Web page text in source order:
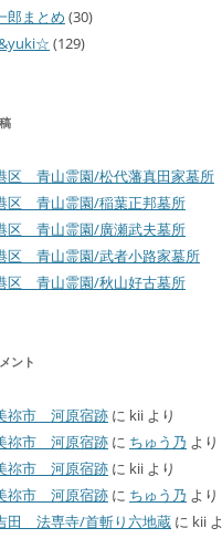
郎まとめ (30)
(129)
区 青山霊園/松代藩真田家墓所
区 青山霊園/稲葉正邦墓所
区 青山霊園/廣瀬武夫墓所
区 青山霊園/武者小路家墓所
区 青山霊園/秋山好古墓所
ント
祢市 河原宿跡 に kii より
祢市 河原宿跡 に ちゅう乃 より
祢市 河原宿跡 に kii より
祢市 河原宿跡 に ちゅう乃 より
田 法専寺/首斬り六地蔵 に kii よ